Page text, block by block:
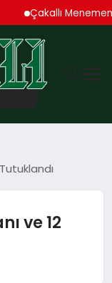
Çakallı Menemeni
ve 12